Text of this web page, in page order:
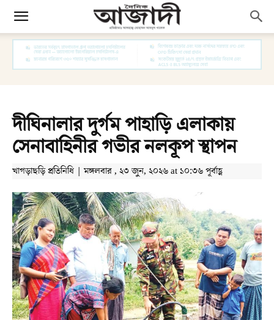
দীঘিনালার দুর্গম পাহাড়ি এলাকায়
সেনাবাহিনীর গভীর নলকূপ স্থাপন
খাগড়াছড়ি প্রতিনিধি | মঙ্গলবার , ২৩ জুন, ২০২৬ at ১০:৩৬ পূর্বাহ্ণ